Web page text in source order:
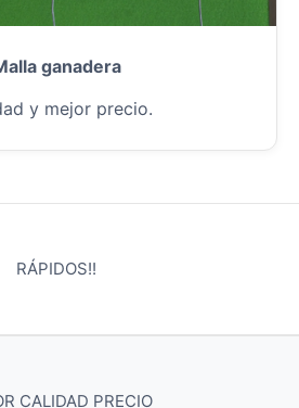
ganadera
y mejor precio.
RÁPIDOS!!
CALIDAD PRECIO